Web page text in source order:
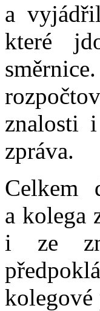
a
které
znalosti
zpráva.
Celkem
a kolega
i ze
kolegové